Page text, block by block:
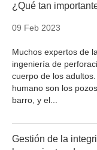
¿Qué tan
09 Feb 2023
Muchos expertos de
ingeniería de
cuerpo de los
humano son los
barro, y el...
Gestión de la